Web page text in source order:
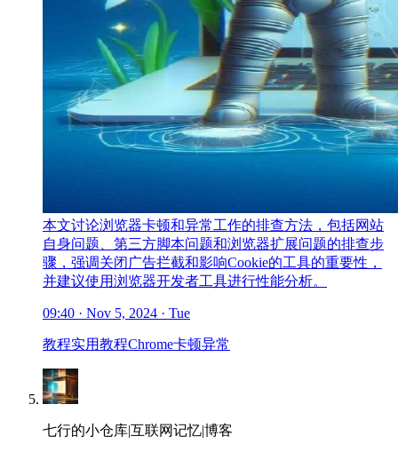
本文讨论浏览器卡顿和异常工作的排查方法，包括网站
自身问题、第三方脚本问题和浏览器扩展问题的排查步
骤，强调关闭广告拦截和影响Cookie的工具的重要性，
并建议使用浏览器开发者工具进行性能分析。
09:40 · Nov 5, 2024 · Tue
教程实用教程Chrome卡顿异常
七行的小仓库|互联网记忆|博客